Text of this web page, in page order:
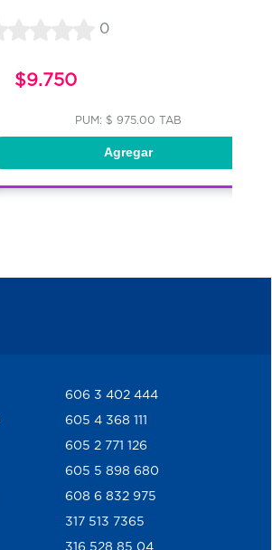
0
$9.750
PUM: $ 975.00 TAB
Agregar
606 3 402 444
605 4 368 111
605 2 771 126
605 5 898 680
608 6 832 975
317 513 7365
316 528 85 04